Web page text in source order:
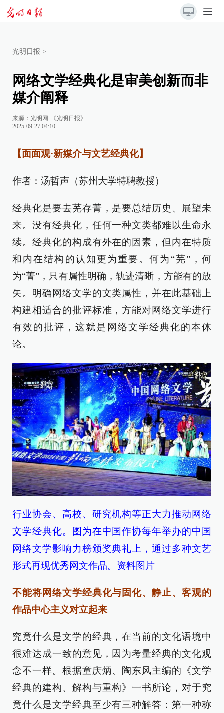
光明日报 >
网络文学经典化是审美创新而非
媒介阐释
来源： 光明网-《光明日报》
2025-09-27 04:10
【面面观·新媒介与文艺经典化】
作者：汤哲声（苏州大学特聘教授）
经典化是要去芜存菁，是要总结历史、展望未
来。没有经典化，任何一种文类都难以生命永
续。经典化的构成有外在的因素，但内在特质
和内在结构的认知更为重要。何为“芜”，何
为“菁”，只有属性明确，轨迹清晰，方能有的放
矢。明确网络文学的文类属性，并在此基础上
构建相适合的批评标准，方能对网络文学进行
有效的批评，这就是网络文学经典化的本体
论。
行业协会、高校、研究机构等正大力推动网络
文学经典化。图为在中国作协每年举办的中国
网络文学影响力榜颁奖典礼上，通过多种文艺
形式再现优秀网文作品。资料图片
不能将网络文学经典化与固化、静止、客观的
作品中心主义对立起来
究竟什么是文学的经典，在当前的文化语境中
很难达成一致的意见，因为考量经典的文化观
念不一样。根据童庆炳、陶东风主编的《文学
经典的建构、解构与重构》一书所论，对于究
竟什么是文学经典至少有三种解答：第一种称